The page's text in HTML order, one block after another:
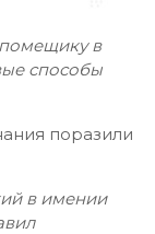
в
способы
поразили
в имении